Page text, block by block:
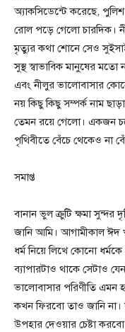
অ্যাকসিডেন্টে করেছে,
রোল পড়ে গেলো চারদিক।
মৃত্যুর কথা শোনে সেও
সুস্থ স্বাভাবিক মানুষের মতো
এবং নীলুর ভালোবাসার
নয় কিছু কিছু সম্পর্ক নাম
তেমন রয়ে গেলো। একজন
পৃথিবীতে বেঁচে থেকেও না
সমাপ্ত
বানান ভুল ক্রুটি ক্ষমা সুন্দর
জানি আমি। আগামীকাল ঈদ
ধর্ম নিয়ে লিখে কোনো
ব্যাপারটাও থাকে সেটাও
ভালোবাসার পরিণীতি
কখন ফিরবো তাও জানি
উপহার দেওয়ার চেষ্টা